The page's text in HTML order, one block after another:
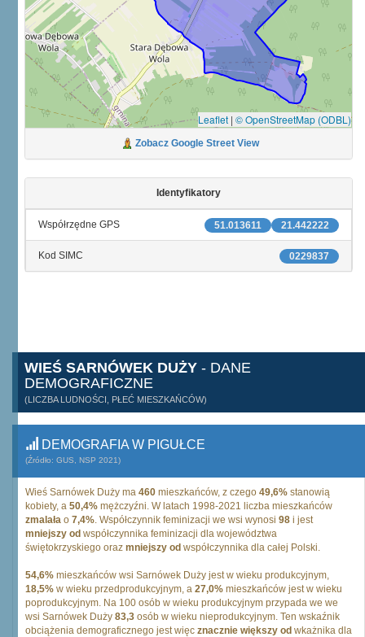
Leaflet | © OpenStreetMap (ODBL)
Zobacz Google Street View
Identyfikatory
21.442222
51.013611
Współrzędne GPS
0229837
Kod SIMC
WIEŚ SARNÓWEK DUŻY - DANE
DEMOGRAFICZNE
(LICZBA LUDNOŚCI, PŁEĆ MIESZKAŃCÓW)
DEMOGRAFIA W PIGUŁCE
(Źródło: GUS, NSP 2021)
Wieś Sarnówek Duży ma 460 mieszkańców, z czego 49,6% stanowią
kobiety, a 50,4% mężczyźni. W latach 1998-2021 liczba mieszkańców
zmalała o 7,4%. Współczynnik feminizacji we wsi wynosi 98 i jest
mniejszy od współczynnika feminizacji dla województwa
świętokrzyskiego oraz mniejszy od współczynnika dla całej Polski.
54,6% mieszkańców wsi Sarnówek Duży jest w wieku produkcyjnym,
18,5% w wieku przedprodukcyjnym, a 27,0% mieszkańców jest w wieku
poprodukcyjnym. Na 100 osób w wieku produkcyjnym przypada we we
wsi Sarnówek Duży 83,3 osób w wieku nieprodukcyjnym. Ten wskaźnik
obciążenia demograficznego jest więc znacznie większy od wkażnika dla